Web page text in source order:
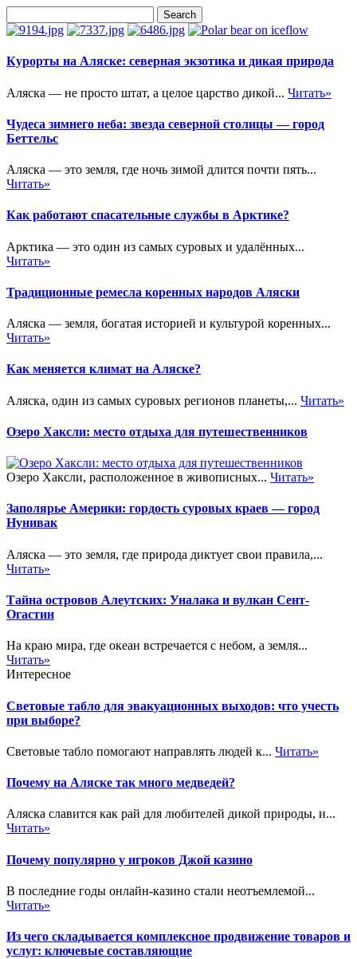
Курорты на Аляске: северная экзотика и дикая природа
Аляска — не просто штат, а целое царство дикой... Читать»
Чудеса зимнего неба: звезда северной столицы — город
Беттельс
Аляска — это земля, где ночь зимой длится почти пять...
Читать»
Как работают спасательные службы в Арктике?
Арктика — это один из самых суровых и удалённых...
Читать»
Традиционные ремесла коренных народов Аляски
Аляска — земля, богатая историей и культурой коренных...
Читать»
Как меняется климат на Аляске?
Аляска, один из самых суровых регионов планеты,... Читать»
Озеро Хаксли: место отдыха для путешественников
Озеро Хаксли, расположенное в живописных... Читать»
Заполярье Америки: гордость суровых краев — город
Нунивак
Аляска — это земля, где природа диктует свои правила,...
Читать»
Тайна островов Алеутских: Уналака и вулкан Сент-
Огастин
На краю мира, где океан встречается с небом, а земля...
Читать»
Интересное
Световые табло для эвакуационных выходов: что учесть
при выборе?
Световые табло помогают направлять людей к... Читать»
Почему на Аляске так много медведей?
Аляска славится как рай для любителей дикой природы, и...
Читать»
Почему популярно у игроков Джой казино
В последние годы онлайн-казино стали неотъемлемой...
Читать»
Из чего складывается комплексное продвижение товаров и
услуг: ключевые составляющие